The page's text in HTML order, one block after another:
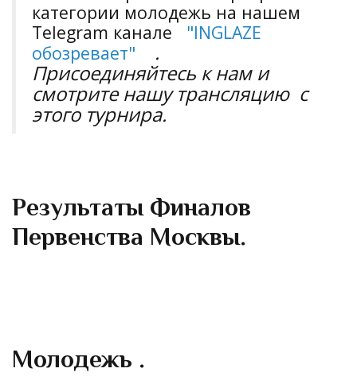
категории молодежь на нашем
Telegram канале "INGLAZE
обозревает" .
Присоединяйтесь к нам и
смотрите нашу трансляцию с
этого турнира.
Результаты Финалов
Первенства Москвы.
Молодежь .